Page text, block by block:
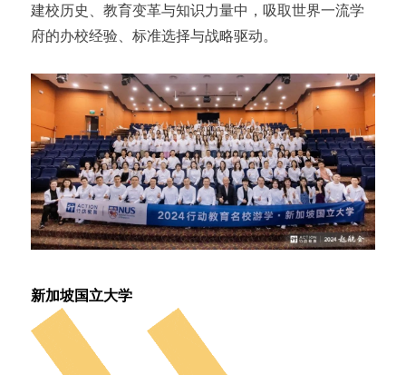
建校历史、教育变革与知识力量中，吸取世界一流学
府的办校经验、标准选择与战略驱动。
新加坡国立大学